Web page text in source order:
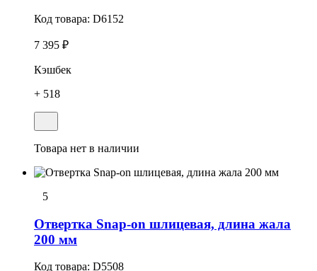
Код товара: D6152
7 395 ₽
Кэшбек
+ 518
Товара нет в наличии
5
Отвеpтка Snap-on шлицевая, длина жала
200 мм
Код товара: D5508